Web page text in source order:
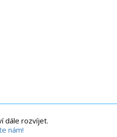
dále rozvíjet.
nám!